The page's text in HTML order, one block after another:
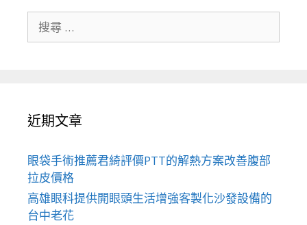
近期文章
眼袋手術推薦君綺評價PTT的解熱方案改善腹部
拉皮價格
高雄眼科提供開眼頭生活增強客製化沙發設備的
台中老花